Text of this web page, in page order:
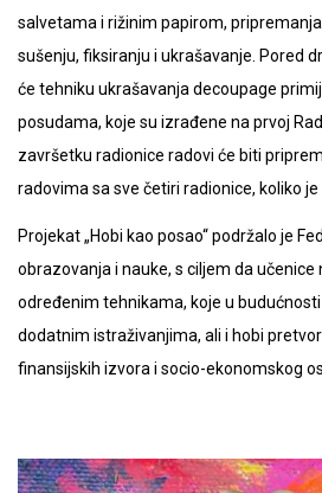
salvetama i rižinim papirom,
sušenju, fiksiranju i ukrašavanje. Pored
će tehniku ukrašavanja decoupage
posudama, koje su izrađene na prvoj
završetku radionice radovi će biti
radovima sa sve četiri radionice, koliko
Projekat „Hobi kao posao“ podržalo je
obrazovanja i nauke, s ciljem da učenice
određenim tehnikama, koje u
dodatnim istraživanjima, ali i hobi
finansijskih izvora i socio-ekonomskog